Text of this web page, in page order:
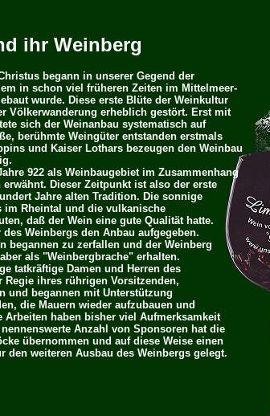
ihr Weinberg
begann in unserer Gegend der
in schon viel früheren Zeiten im Mittelmeer-
wurde. Diese erste Blüte der Weinkultur
Völkerwanderung erheblich gestört. Erst mit
sich der Weinanbau systematisch auf
berühmte Weingüter entstanden erstmals
und Kaiser Lothars bezeugen den Weinbau
922 als Weinbaugebiet im Zusammenhang
Dieser Zeitpunkt ist also der erste
Jahre alten Tradition. Die sonnige
im Rheintal und die vulkanische
daß der Wein eine gute Qualität hatte.
Weinbergs den Anbau aufgegeben.
begannen zu zerfallen und der Weinberg
als "Weinbergbrache" erhalten.
tatkräftige Damen und Herren des
ihres rührigen Vorsitzenden,
und begannen mit Unterstützung
die Mauern wieder aufzubauen und
haben bisher viel Aufmerksamkeit
Anzahl von Sponsoren hat die
übernommen und auf diese Weise einen
den weiteren Ausbau des Weinbergs gelegt.